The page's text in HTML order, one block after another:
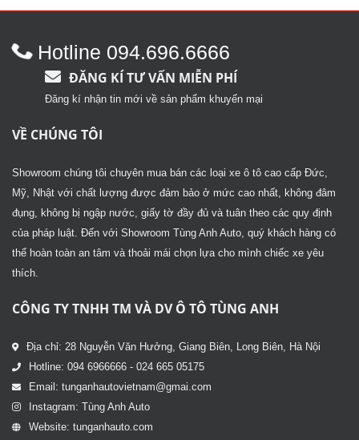
5 sao
2.735
Hotline 094.696.6666
ĐĂNG KÍ TƯ VẤN MIỄN PHÍ
Đăng kí nhận tin mới về sản phẩm khuyến mại
VỀ CHÚNG TÔI
Showroom chúng tôi chuyên mua bán các loại xe ô tô cao cấp Đức,
Mỹ, Nhật với chất lượng được đảm bảo ở mức cao nhất, không đâm
đụng, không bị ngập nước, giấy tờ đầy đủ và tuân theo các quy định
của pháp luật. Đến với Showroom Tùng Anh Auto, quý khách hàng có
thể hoàn toàn an tâm và thoải mái chọn lựa cho mình chiếc xe yêu
thích.
CÔNG TY TNHH TM VÀ DV Ô TÔ TÙNG ANH
Địa chỉ: 28 Nguyễn Văn Hưởng, Giang Biên, Long Biên, Hà Nội
Hotline: 094 6966666 - 024 665 05175
Email: tunganhautovietnam@gmai.com
Instagram: Tùng Anh Auto
Website: tunganhauto.com